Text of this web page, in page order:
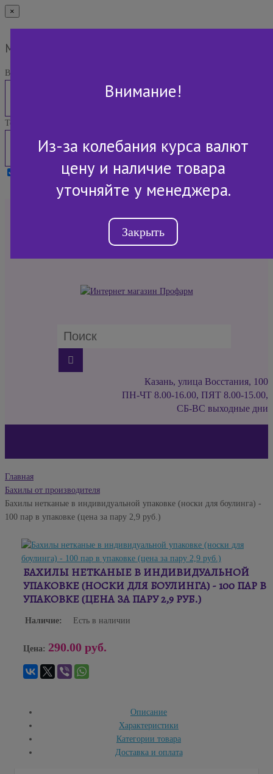
×
Мы Вам перезвоним
Ваше имя:
Телефон:
Я принимаю условия Политики конфиденциальности
+7 (843) 2-507-607
Казань, улица Восстания, 100
ПН-ЧТ 8.00-16.00, ПЯТ 8.00-15.00,
СБ-ВС выходные дни
Главная
Бахилы от производителя
Бахилы нетканые в индивидуальной упаковке (носки для боулинга) -
100 пар в упаковке (цена за пару 2,9 руб.)
БАХИЛЫ НЕТКАНЫЕ В ИНДИВИДУАЛЬНОЙ
УПАКОВКЕ (НОСКИ ДЛЯ БОУЛИНГА) - 100 ПАР В
УПАКОВКЕ (ЦЕНА ЗА ПАРУ 2,9 РУБ.)
Наличие: Есть в наличии
Цена: 290.00 руб.
Описание
Характеристики
Категории товара
Доставка и оплата
Внимание!
Из-за колебания курса валют
цену и наличие товара
уточняйте у менеджера.
Закрыть